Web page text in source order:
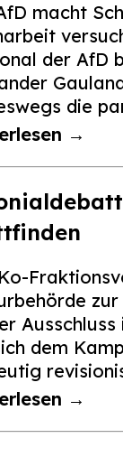
macht
der AfD
die
→
dem
→